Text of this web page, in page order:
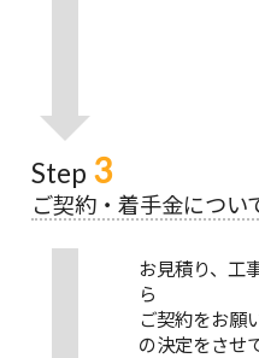
Step 3
ご契約・着手金につ
お見積り、工
ら
ご契約をお願
の決定をさせ